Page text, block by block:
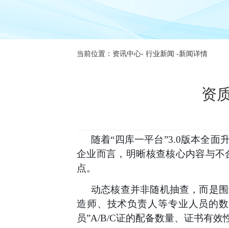
当前位置：资讯中心- 行业新闻 -新闻详情
资
随着“四库一平台”3.0版本全面
企业而言，明晰核查核心内容与
点。
动态核查并非随机抽查，而是
造师、技术负责人等专业人员的
员”A/B/C证的配备数量、证书有